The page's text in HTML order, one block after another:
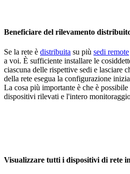
Beneficiare del rilevamento
Se la rete è distribuita su più sedi remote
a voi. È sufficiente installare le
ciascuna delle rispettive sedi e lasciare
della rete esegua la configurazione
La cosa più importante è che è
dispositivi rilevati e l'intero
Visualizzare tutti i dispositivi di rete